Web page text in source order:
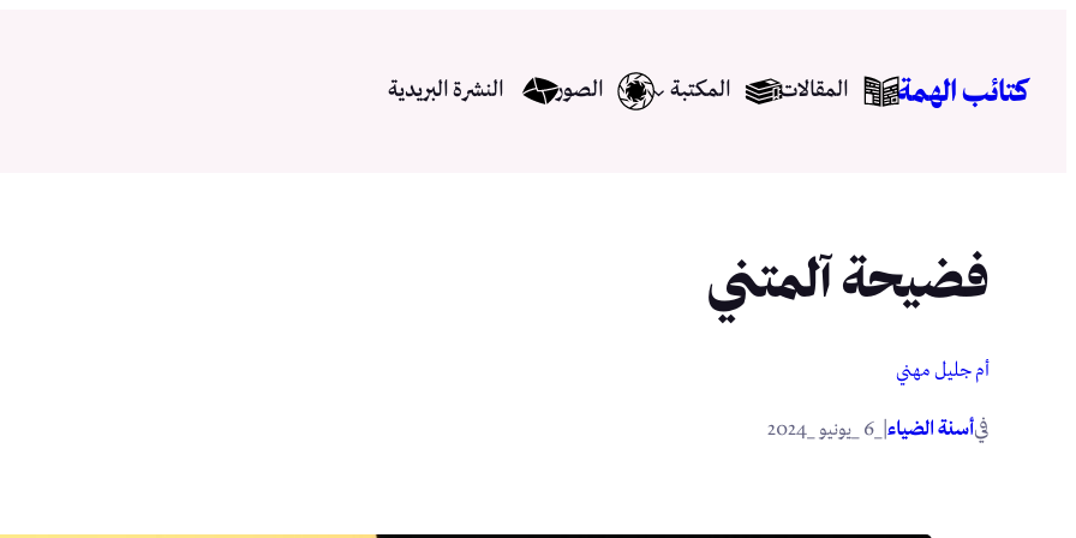
المحتوىكتائب الهمة المقالات المكتبة الصور النشرة البريدية
فضيحة آلمتني
أم جليل مهني
فيأسنة الضياء